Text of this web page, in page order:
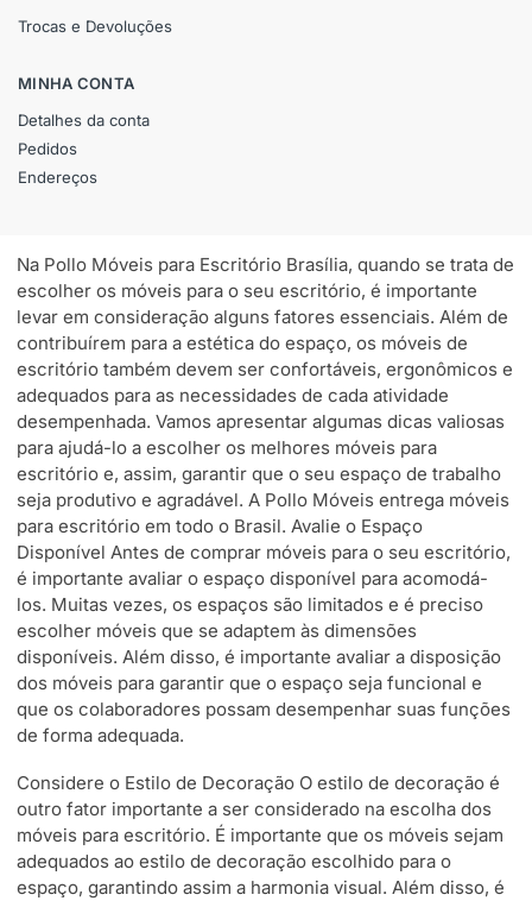
Trocas e Devoluções
MINHA CONTA
Detalhes da conta
Pedidos
Endereços
Na Pollo Móveis para Escritório Brasília, quando se trata de
escolher os móveis para o seu escritório, é importante
levar em consideração alguns fatores essenciais. Além de
contribuírem para a estética do espaço, os móveis de
escritório também devem ser confortáveis, ergonômicos e
adequados para as necessidades de cada atividade
desempenhada. Vamos apresentar algumas dicas valiosas
para ajudá-lo a escolher os melhores móveis para
escritório e, assim, garantir que o seu espaço de trabalho
seja produtivo e agradável. A Pollo Móveis entrega móveis
para escritório em todo o Brasil. Avalie o Espaço
Disponível Antes de comprar móveis para o seu escritório,
é importante avaliar o espaço disponível para acomodá-
los. Muitas vezes, os espaços são limitados e é preciso
escolher móveis que se adaptem às dimensões
disponíveis. Além disso, é importante avaliar a disposição
dos móveis para garantir que o espaço seja funcional e
que os colaboradores possam desempenhar suas funções
de forma adequada.
Considere o Estilo de Decoração O estilo de decoração é
outro fator importante a ser considerado na escolha dos
móveis para escritório. É importante que os móveis sejam
adequados ao estilo de decoração escolhido para o
espaço, garantindo assim a harmonia visual. Além disso, é